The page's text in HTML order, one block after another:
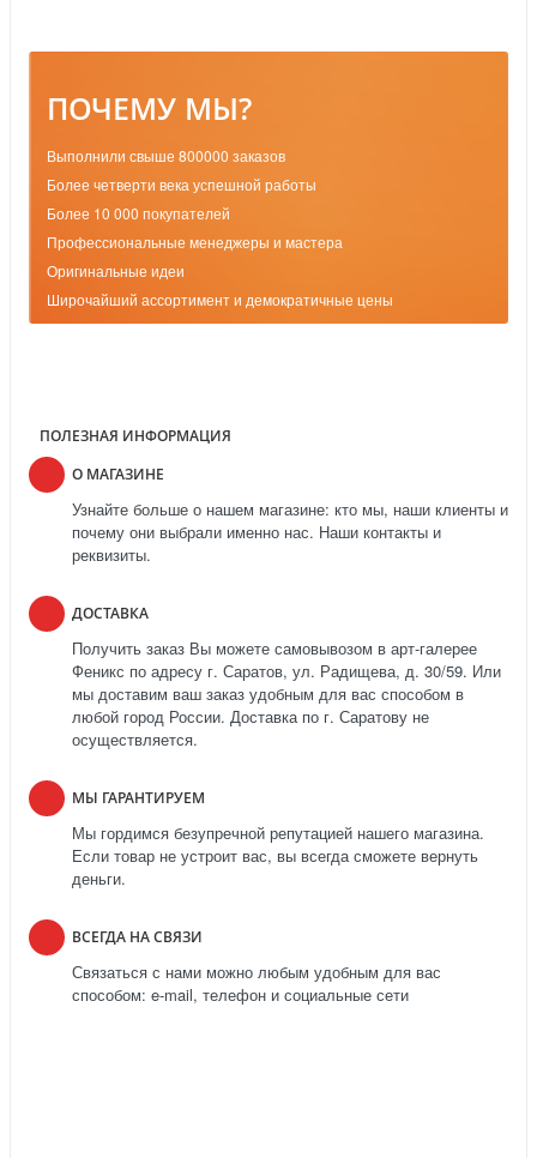
ПОЧЕМУ МЫ?
Выполнили свыше 800000 заказов
Более четверти века успешной работы
Более 10 000 покупателей
Профессиональные менеджеры и мастера
Оригинальные идеи
Широчайший ассортимент и демократичные цены
ПОЛЕЗНАЯ ИНФОРМАЦИЯ
О МАГАЗИНЕ
Узнайте больше о нашем магазине: кто мы, наши клиенты и
почему они выбрали именно нас. Наши контакты и
реквизиты.
ДОСТАВКА
Получить заказ Вы можете самовывозом в арт-галерее
Феникс по адресу г. Саратов, ул. Радищева, д. 30/59. Или
мы доставим ваш заказ удобным для вас способом в
любой город России. Доставка по г. Саратову не
осуществляется.
МЫ ГАРАНТИРУЕМ
Мы гордимся безупречной репутацией нашего магазина.
Если товар не устроит вас, вы всегда сможете вернуть
деньги.
ВСЕГДА НА СВЯЗИ
Связаться с нами можно любым удобным для вас
способом: e-mail, телефон и социальные сети